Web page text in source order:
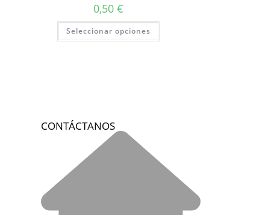
0,50 €
Seleccionar opciones
CONTÁCTANOS